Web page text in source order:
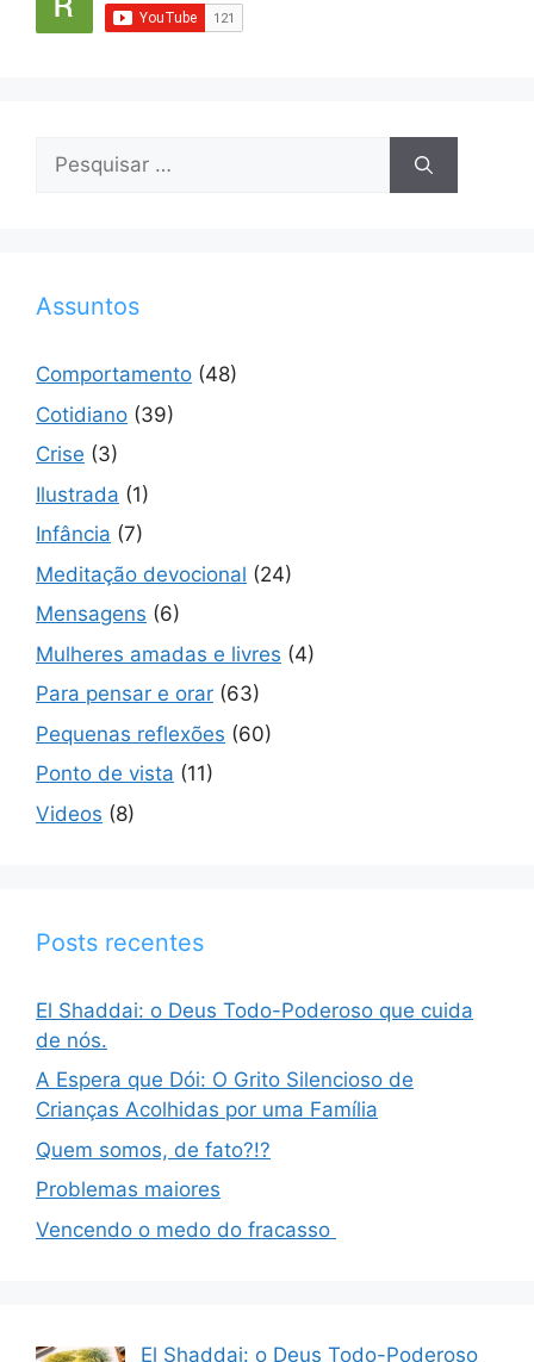
Pesquisar
Assuntos
Comportamento (48)
Cotidiano (39)
Crise (3)
Ilustrada (1)
Infância (7)
Meditação devocional (24)
Mensagens (6)
Mulheres amadas e livres (4)
Para pensar e orar (63)
Pequenas reflexões (60)
Ponto de vista (11)
Videos (8)
Posts recentes
El Shaddai: o Deus Todo-Poderoso que cuida
de nós.
A Espera que Dói: O Grito Silencioso de
Crianças Acolhidas por uma Família
Quem somos, de fato?!?
Problemas maiores
Vencendo o medo do fracasso
El Shaddai: o Deus Todo-Poderoso